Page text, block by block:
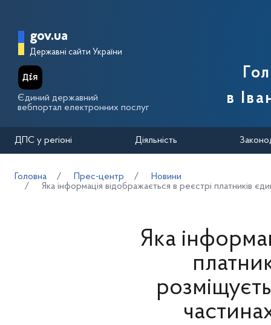
Головна сторінка Державної
gov.ua
Державні сайти України
Єдиний державний
вебпортал електронних послуг
в
ДПС у регіоні Діяльність
Головна Прес-центр
Новини
Яка інформація відображається в реєстрі платників
Яка